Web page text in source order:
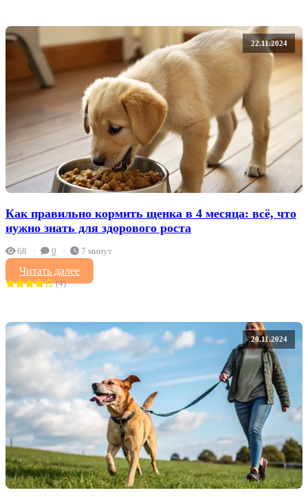
22.11.2024
Как правильно кормить щенка в 4 месяца: всё, что
нужно знать для здорового роста
68 0 7 минут
Читать далее
(4)
20.11.2024